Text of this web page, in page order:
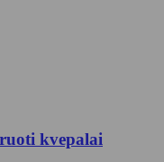
kvepalai